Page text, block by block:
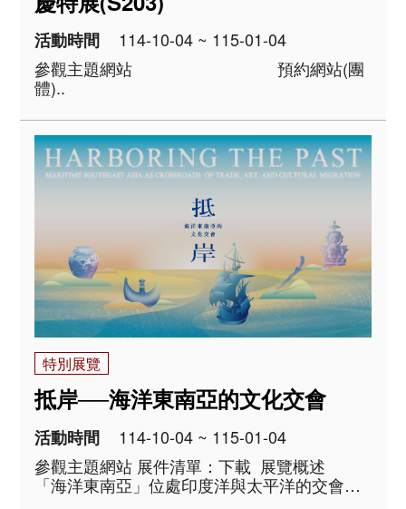
活動時間
114-10-04 ~ 115-01-04
參觀主題網站 預約網站(團
體)..
特別展覽
抵岸──海洋東南亞的文化交會
活動時間
114-10-04 ~ 115-01-04
參觀主題網站 展件清單：下載 展覽概述
「海洋東南亞」位處印度洋與太平洋的交會地